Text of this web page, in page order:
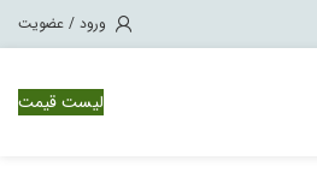
ورود / عضویت
لیست قیمت